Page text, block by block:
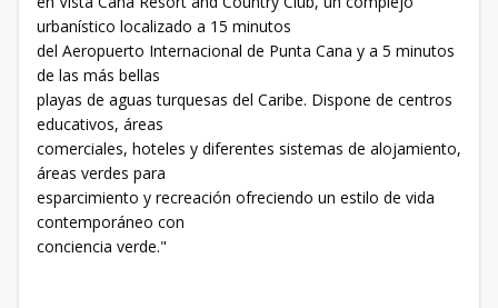
urbanístico localizado a 15 minutos
del Aeropuerto Internacional de Punta Cana y a 5 minutos
de las más bellas
playas de aguas turquesas del Caribe. Dispone de centros
educativos, áreas
comerciales, hoteles y diferentes sistemas de alojamiento,
áreas verdes para
esparcimiento y recreación ofreciendo un estilo de vida
contemporáneo con
conciencia verde."